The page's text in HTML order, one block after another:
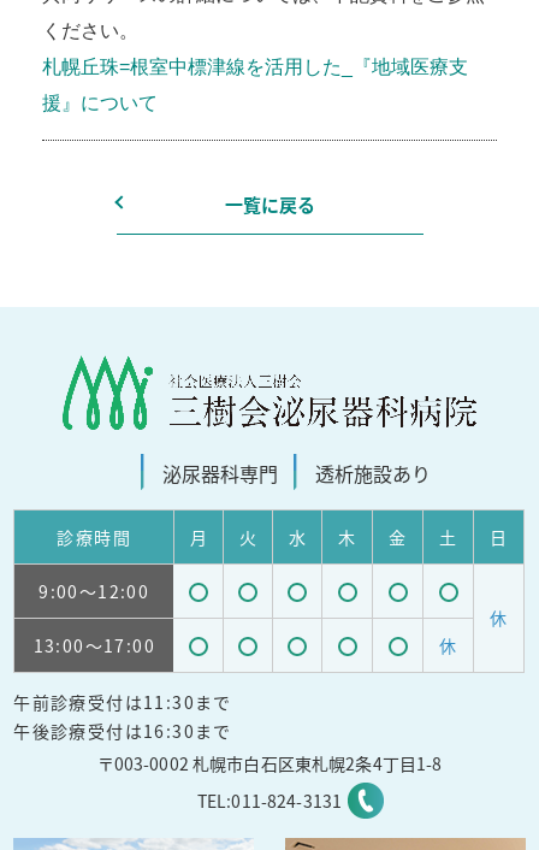
ください。
札幌丘珠=根室中標津線を活用した_『地域医療支
援』について
一覧に戻る
泌尿器科専門 透析施設あり
診療時間 月 火 水 木 金 土 日
9:00～12:00
受
付
能
受
付
受
付
受
付
受
付
受
付
休
13:00～17:00
受
付
可
能
受
能
受
能
受
能
受
能
休
午前診療受付は11:30まで
午後診療受付は16:30まで
〒003-0002 札幌市白石区東札幌2条4丁目1-8
TEL:011-824-3131